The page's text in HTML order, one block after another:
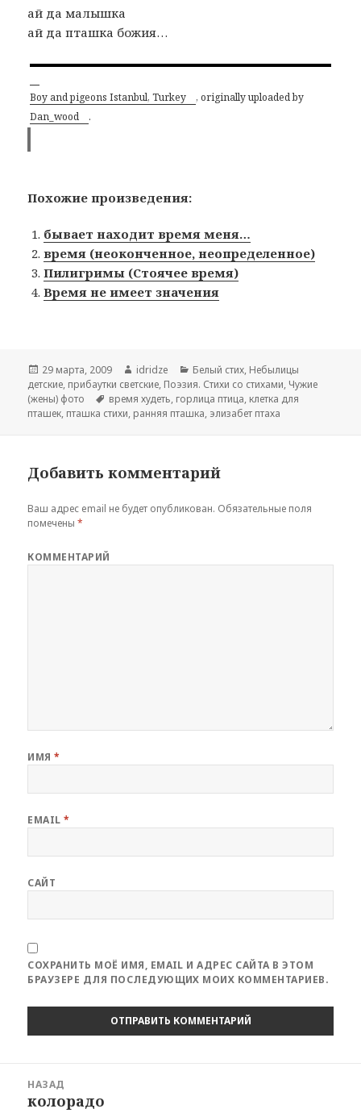
ай да малышка
ай да пташка божия…
Boy and pigeons Istanbul, Turkey
, originally uploaded by
Dan_wood
.
Похожие произведения:
бывает находит время меня…
время (неоконченное, неопределенное)
Пилигримы (Стоячее время)
Время не имеет значения
Опубликовано
29 марта, 2009 Автор
idridze Рубрики
Белый стих, Небылицы
детские, прибаутки светские, Поэзия. Стихи со стихами, Чужие
(жены) фото
Метки
время худеть, горлица птица, клетка для
пташек, пташка стихи, ранняя пташка, элизабет птаха
Добавить комментарий
Ваш адрес email не будет опубликован. Обязательные поля
помечены*
КОММЕНТАРИЙ
ИМЯ*
EMAIL*
САЙТ
СОХРАНИТЬ МОЁ ИМЯ, EMAIL И АДРЕС САЙТА В ЭТОМ
БРАУЗЕРЕ ДЛЯ ПОСЛЕДУЮЩИХ МОИХ КОММЕНТАРИЕВ.
НАЗАД
Предыдущая
колорадо